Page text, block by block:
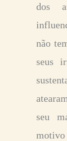
dos
não
seus
seu